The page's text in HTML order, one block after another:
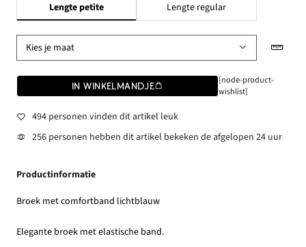
Lengte petite Lengte regular
Kies je maat
IN WINKELMANDJE
[node-product-
wishlist]
494 personen vinden dit artikel leuk
256 personen hebben dit artikel bekeken de afgelopen 24 uur
Productinformatie
Broek met comfortband lichtblauw
Elegante broek met elastische band.